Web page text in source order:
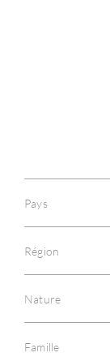
Pays
Région
Nature
Famille